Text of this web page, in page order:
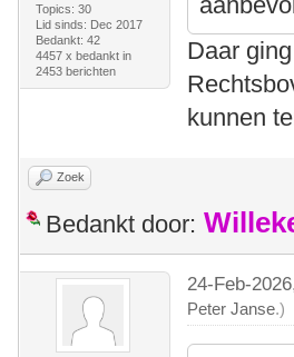
Topics: 30
Lid sinds: Dec 2017
Bedankt: 42
4457 x bedankt in
2453 berichten
Daar
kunnen
Zoek
Bedankt door:
24-Feb-
Peter Janse.)